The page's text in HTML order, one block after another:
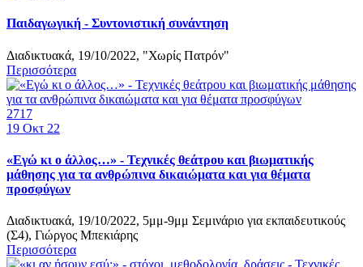
Παιδαγωγική - Συντονιστική συνάντηση
Διαδικτυακά, 19/10/2022, "Χωρίς Πατρόν"
Περισσότερα
2717
19 Οκτ 22
«Εγώ κι ο άλλος…» - Τεχνικές θεάτρου και βιωματικής
μάθησης για τα ανθρώπινα δικαιώματα και για θέματα
προσφύγων
Διαδικτυακά, 19/10/2022, 5μμ-9μμ Σεμινάριο για εκπαιδευτικούς
(Σ4), Γιώργος Μπεκιάρης
Περισσότερα